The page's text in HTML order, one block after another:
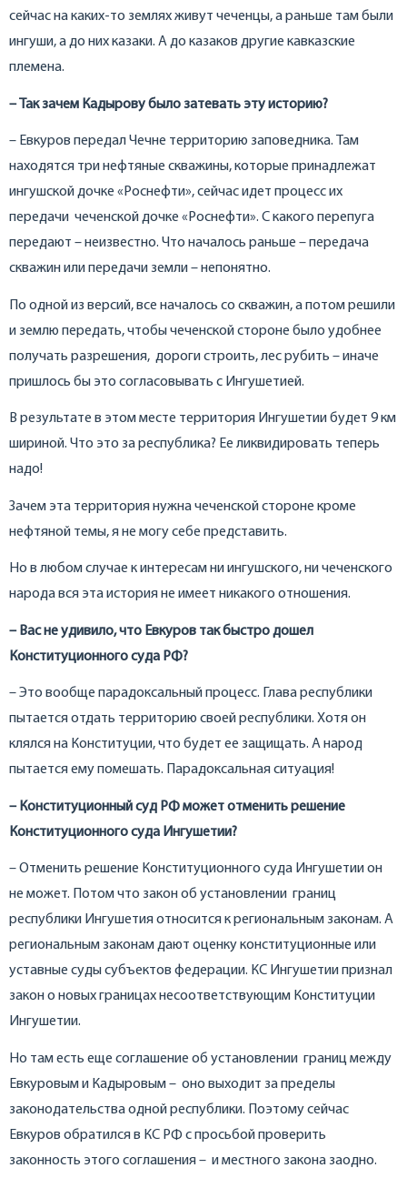
сейчас на каких-то землях живут чеченцы, а раньше там были
ингуши, а до них казаки. А до казаков другие кавказские
племена.
– Так зачем Кадырову было затевать эту историю?
– Евкуров передал Чечне территорию заповедника. Там
находятся три нефтяные скважины, которые принадлежат
ингушской дочке «Роснефти», сейчас идет процесс их
передачи чеченской дочке «Роснефти». С какого перепуга
передают – неизвестно. Что началось раньше – передача
скважин или передачи земли – непонятно.
По одной из версий, все началось со скважин, а потом решили
и землю передать, чтобы чеченской стороне было удобнее
получать разрешения, дороги строить, лес рубить – иначе
пришлось бы это согласовывать с Ингушетией.
В результате в этом месте территория Ингушетии будет 9 км
шириной. Что это за республика? Ее ликвидировать теперь
надо!
Зачем эта территория нужна чеченской стороне кроме
нефтяной темы, я не могу себе представить.
Но в любом случае к интересам ни ингушского, ни чеченского
народа вся эта история не имеет никакого отношения.
– Вас не удивило, что Евкуров так быстро дошел
Конституционного суда РФ?
– Это вообще парадоксальный процесс. Глава республики
пытается отдать территорию своей республики. Хотя он
клялся на Конституции, что будет ее защищать. А народ
пытается ему помешать. Парадоксальная ситуация!
– Конституционный суд РФ может отменить решение
Конституционного суда Ингушетии?
– Отменить решение Конституционного суда Ингушетии он
не может. Потом что закон об установлении границ
республики Ингушетия относится к региональным законам. А
региональным законам дают оценку конституционные или
уставные суды субъектов федерации. КС Ингушетии признал
закон о новых границах несоответствующим Конституции
Ингушетии.
Но там есть еще соглашение об установлении границ между
Евкуровым и Кадыровым – оно выходит за пределы
законодательства одной республики. Поэтому сейчас
Евкуров обратился в КС РФ с просьбой проверить
законность этого соглашения – и местного закона заодно.